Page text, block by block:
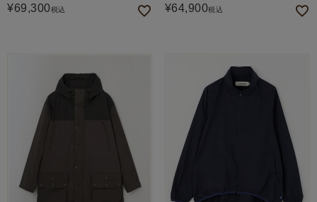
¥69,300税込 ¥64,900税込